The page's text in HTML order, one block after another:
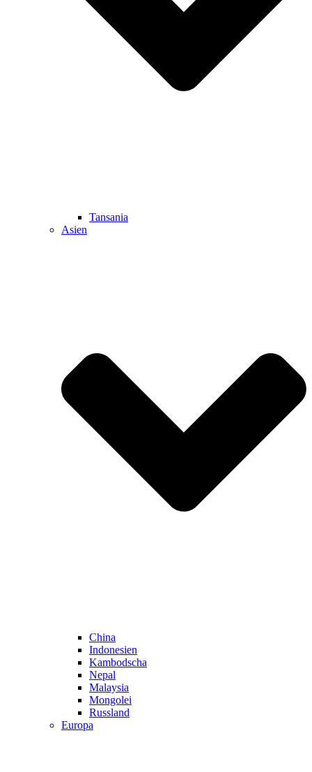
Tansania
Asien
China
Indonesien
Kambodscha
Nepal
Malaysia
Mongolei
Russland
Europa